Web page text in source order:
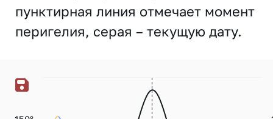
пунктирная линия отмечает момент
перигелия, серая – текущую дату.